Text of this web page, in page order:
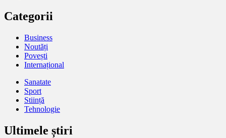
Categorii
Business
Noutăți
Povești
Internațional
Sanatate
Sport
Stiință
Tehnologie
Ultimele știri